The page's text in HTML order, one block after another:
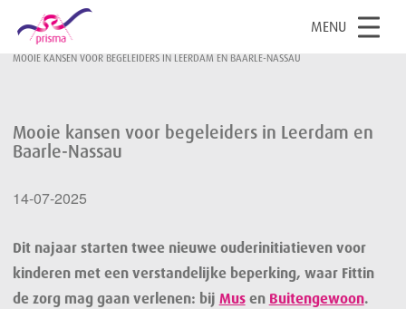
OPEN
MENU
HOME ACTUEEL
MOOIE KANSEN VOOR BEGELEIDERS IN LEERDAM EN BAARLE-NASSAU
Mooie kansen voor begeleiders in Leerdam en
Baarle-Nassau
14-07-2025
Dit najaar starten twee nieuwe ouderinitiatieven voor
kinderen met een verstandelijke beperking, waar Fittin
de zorg mag gaan verlenen: bij Musen Buitengewoon.